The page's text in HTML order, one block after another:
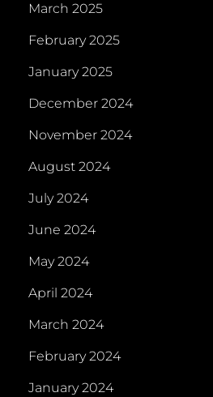
March 2025
February 2025
January 2025
December 2024
November 2024
August 2024
July 2024
June 2024
May 2024
April 2024
March 2024
February 2024
January 2024